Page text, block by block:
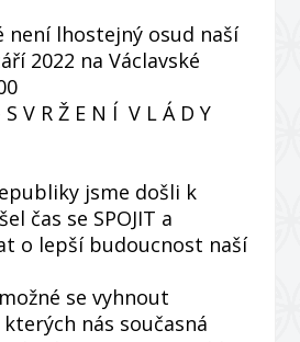
není lhostejný osud naší
2022 na Václavské
S V R Ž E N Í V L Á D Y
jsme došli k
čas se SPOJIT a
o lepší budoucnost naší
se vyhnout
nás současná